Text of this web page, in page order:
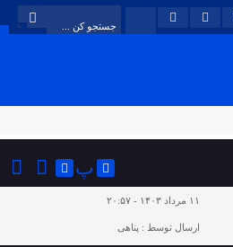
پ
۱۱ مرداد ۱۴۰۳ - ۲۰:۵۷
ارسال توسط : پناهی